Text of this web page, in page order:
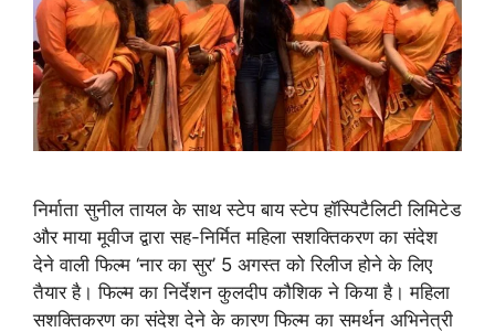
निर्माता सुनील तायल के साथ स्टेप बाय स्टेप हॉस्पिटैलिटी लिमिटेड
और माया मूवीज द्वारा सह-निर्मित महिला सशक्तिकरण का संदेश
देने वाली फिल्म ‘नार का सुर’ 5 अगस्त को रिलीज होने के लिए
तैयार है। फिल्म का निर्देशन कुलदीप कौशिक ने किया है। महिला
सशक्तिकरण का संदेश देने के कारण फिल्म का समर्थन अभिनेत्री